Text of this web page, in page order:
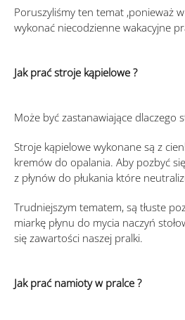
Poruszyliśmy ten temat ,ponieważ
wykonać niecodzienne wakacyjne
Jak prać stroje kąpielowe ?
Może być zastanawiające
Stroje kąpielowe wykonane są z
kremów do opalania. Aby pozbyć
z płynów do płukania które
Trudniejszym tematem, są tłuste
miarkę płynu do mycia naczyń
się zawartości naszej pralki.
Jak prać namioty w pralce ?